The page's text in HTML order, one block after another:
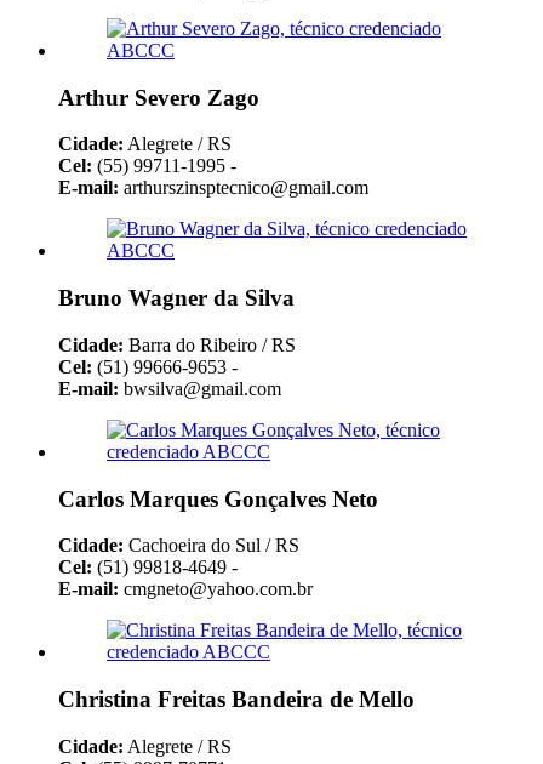
Arthur Severo Zago
Cidade: Alegrete / RS
Cel: (55) 99711-1995 -
E-mail: arthurszinsptecnico@gmail.com
Bruno Wagner da Silva
Cidade: Barra do Ribeiro / RS
Cel: (51) 99666-9653 -
E-mail: bwsilva@gmail.com
Carlos Marques Gonçalves Neto
Cidade: Cachoeira do Sul / RS
Cel: (51) 99818-4649 -
E-mail: cmgneto@yahoo.com.br
Christina Freitas Bandeira de Mello
Cidade: Alegrete / RS